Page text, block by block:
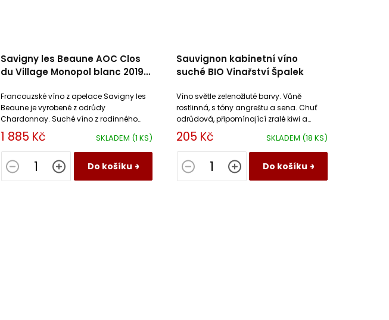
Savigny les Beaune AOC Clos
du Village Monopol blanc 2019
SKLADEM (1 KS)
1 885 Kč
Do košíku
Francouzské víno z apelace Savigny les
Beaune je vyrobené z odrůdy
Chardonnay. Suché víno z rodinného
vinařství v Burgundsku.
Sauvignon kabinetní víno
suché BIO Vinařství Špalek
SKLADEM (18 KS)
205 Kč
Do košíku
Víno světle zelenožluté barvy. Vůně
rostlinná, s tóny angreštu a sena. Chuť
odrůdová, připomínající zralé kiwi a
angrešt. Dochuť středně dlouhá.